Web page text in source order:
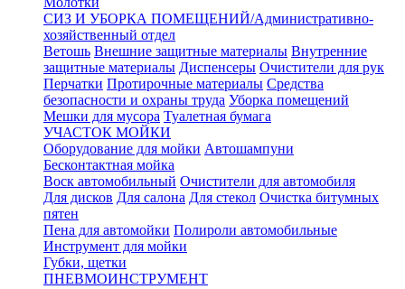
СИЗ И УБОРКА ПОМЕЩЕНИЙ/Административно-
хозяйственный отдел
Ветошь Внешние защитные материалы Внутренние
защитные материалы Диспенсеры Очистители для рук
Перчатки Протирочные материалы Средства
безопасности и охраны труда Уборка помещений
Мешки для мусора Туалетная бумага
УЧАСТОК МОЙКИ
Оборудование для мойки Автошампуни
Бесконтактная мойка
Воск автомобильный Очистители для автомобиля
Для дисков Для салона Для стекол Очистка битумных
пятен
Пена для автомойки Полироли автомобильные
Инструмент для мойки
Губки, щетки
ПНЕВМОИНСТРУМЕНТ